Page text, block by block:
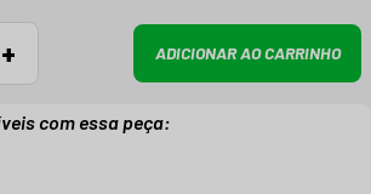
+ ADICIONAR AO CARRINHO
com essa peça: